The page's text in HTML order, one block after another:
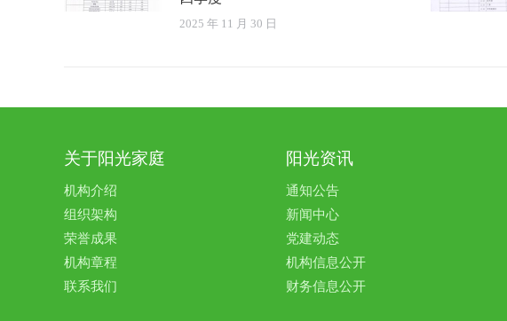
2025 年 11 月 30 日
关于阳光家庭
机构介绍
组织架构
荣誉成果
机构章程
联系我们
阳光资讯
通知公告
新闻中心
党建动态
机构信息公开
财务信息公开